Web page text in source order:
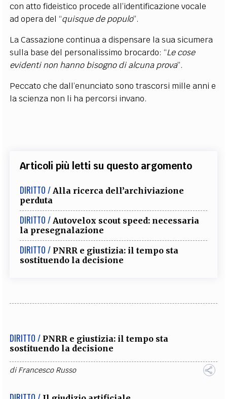
con atto fideistico procede all’identificazione vocale
ad opera del “quisque de populo”.
La Cassazione continua a dispensare la sua sicumera
sulla base del personalissimo brocardo: “Le cose
evidenti non hanno bisogno di alcuna prova”.
Peccato che dall’enunciato sono trascorsi mille anni e
la scienza non li ha percorsi invano.
Articoli più letti su questo argomento
DIRITTO / Alla ricerca dell’archiviazione
perduta
DIRITTO / Autovelox scout speed: necessaria
la presegnalazione
DIRITTO / PNRR e giustizia: il tempo sta
sostituendo la decisione
DIRITTO / PNRR e giustizia: il tempo sta
sostituendo la decisione
diFrancesco Russo